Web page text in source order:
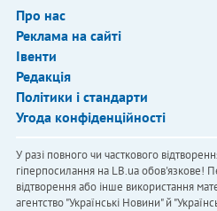
Про нас
Реклама на сайті
Івенти
Редакція
Політики і стандарти
Угода конфіденційності
У разі повного чи часткового
гіперпосилання на LB.ua обов'язкове!
відтворення або інше використання
агентство "Українськi Новини" й